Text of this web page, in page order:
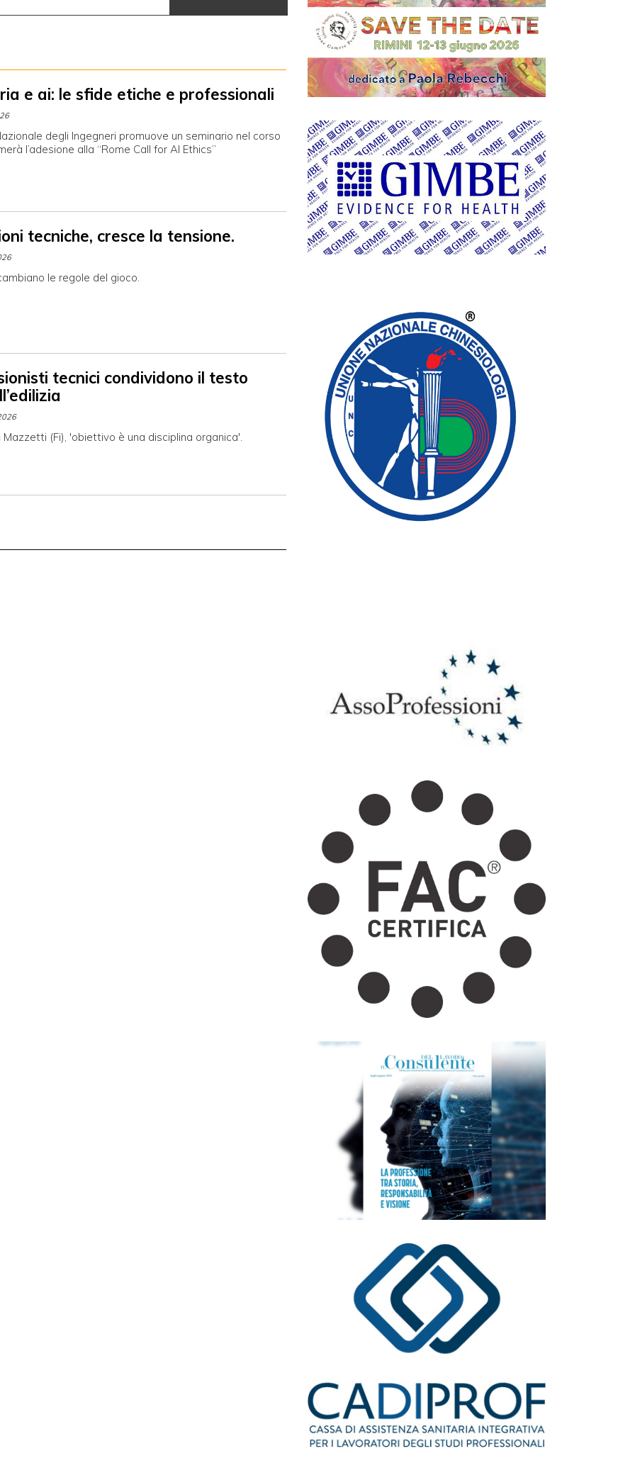
e ai: le sfide etiche e professionali
degli Ingegneri promuove un seminario nel corso
l’adesione alla “Rome Call for AI Ethics”
tecniche, cresce la tensione.
le regole del gioco.
tecnici condividono il testo
Mazzetti (Fi), 'obiettivo è una disciplina organica'.